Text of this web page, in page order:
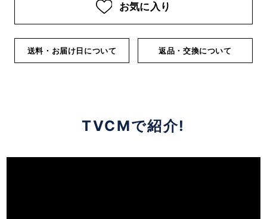
お気に入り
送料・お届け日について 返品・交換について
TVCMで紹介!